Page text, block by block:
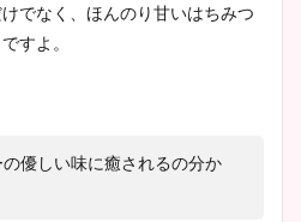
でなく、ほんのり甘いはちみつ
すよ。
優しい味に癒されるの分か